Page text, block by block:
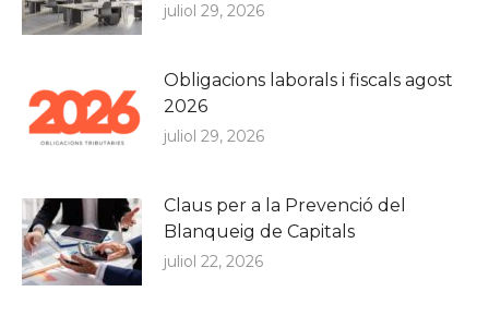
juliol 29, 2026
Obligacions laborals i fiscals agost
2026
juliol 29, 2026
Claus per a la Prevenció del
Blanqueig de Capitals
juliol 22, 2026